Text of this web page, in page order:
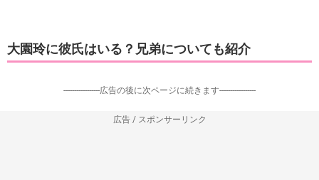
大園玲に彼氏はいる？兄弟についても紹介
-----------------広告の後に次ページに続きます-----------------
広告 / スポンサーリンク